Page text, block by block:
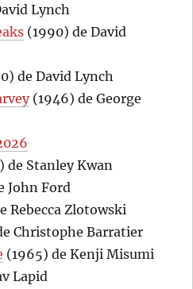
Lynch
(1990) de David
de David Lynch
(1946) de George
de Stanley Kwan
John Ford
Rebecca Zlotowski
Christophe Barratier
(1965) de Kenji Misumi
Lapid